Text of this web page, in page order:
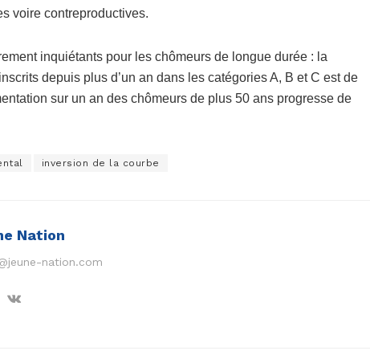
voire contreproductives.
inquiétants pour les chômeurs de longue durée : la
depuis plus d’un an dans les catégories A, B et C est de
sur un an des chômeurs de plus 50 ans progresse de
inversion de la courbe
Nation
nation.com